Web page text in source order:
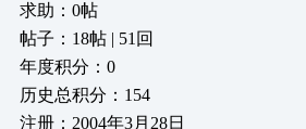
求助：0帖
帖子：18帖 | 51回
年度积分：0
历史总积分：154
注册：2004年3月28日